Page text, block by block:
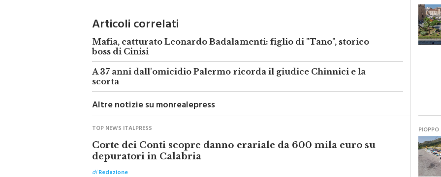
Articoli correlati
Mafia, catturato Leonardo Badalamenti: figlio di "Tano", storico
boss di Cinisi
A 37 anni dall'omicidio Palermo ricorda il giudice Chinnici e la
scorta
Altre notizie su monrealepress
TOP NEWS ITALPRESS
Corte dei Conti scopre danno erariale da 600 mila euro su
depuratori in Calabria
diRedazione
PIOPPO